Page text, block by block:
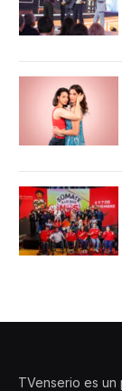
TVenserio es un